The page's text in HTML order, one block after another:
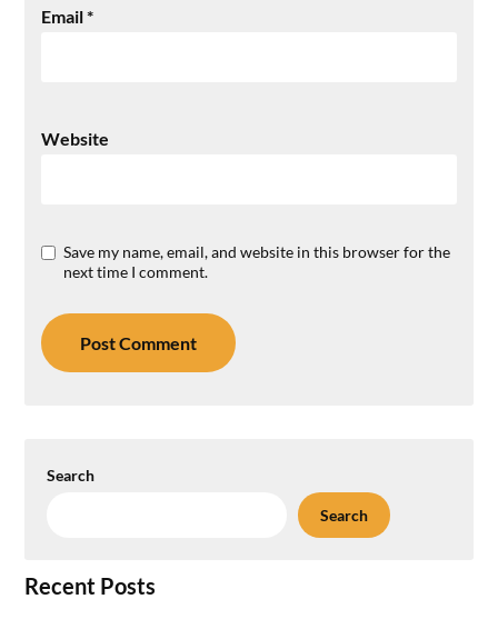
Email*
Website
Save my name, email, and website in this browser for the
next time I comment.
Search
Search
Recent Posts